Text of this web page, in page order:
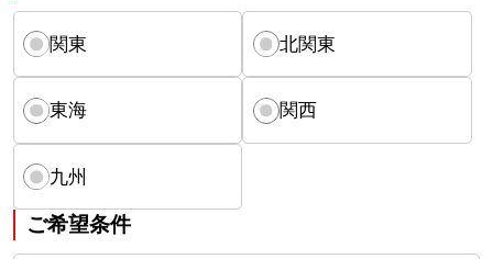
関東 北関東
東海 関西
九州
ご希望条件